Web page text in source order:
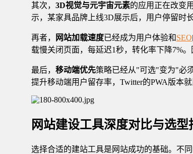
其次， 3D视觉与元宇宙元素的应用正在改变
示，某家具品牌上线3D展示后，用户停留时
再者， 网站加载速度已经成为用户体验和SEO
载慢关闭页面，每延迟1秒，转化率下降7%。
最后， 移动端优先策略已经从"可选"变为"必
提升移动端用户留存率，Twitter的PWA版本就
网站建设工具深度对比与选型
选择合适的建站工具是网站成功的基础。不